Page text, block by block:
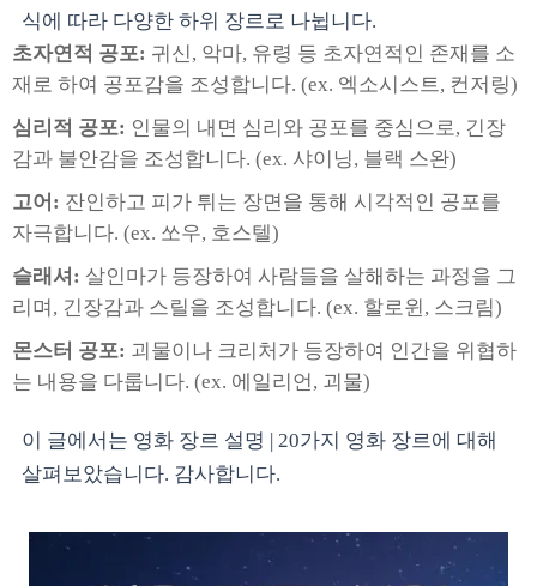
식에 따라 다양한 하위 장르로 나뉩니다.
초자연적 공포: 귀신, 악마, 유령 등 초자연적인 존재를 소
재로 하여 공포감을 조성합니다. (ex. 엑소시스트, 컨저링)
심리적 공포: 인물의 내면 심리와 공포를 중심으로, 긴장
감과 불안감을 조성합니다. (ex. 샤이닝, 블랙 스완)
고어: 잔인하고 피가 튀는 장면을 통해 시각적인 공포를
자극합니다. (ex. 쏘우, 호스텔)
슬래셔: 살인마가 등장하여 사람들을 살해하는 과정을 그
리며, 긴장감과 스릴을 조성합니다. (ex. 할로윈, 스크림)
몬스터 공포: 괴물이나 크리처가 등장하여 인간을 위협하
는 내용을 다룹니다. (ex. 에일리언, 괴물)
이 글에서는 영화 장르 설명 | 20가지 영화 장르에 대해
살펴보았습니다. 감사합니다.